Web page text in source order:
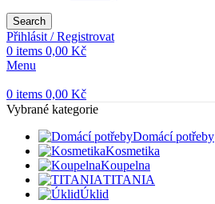
Search
Přihlásit / Registrovat
0 items 0,00 Kč
Menu
0 items 0,00 Kč
Vybrané kategorie
Domácí potřeby
Kosmetika
Koupelna
TITANIA
Úklid